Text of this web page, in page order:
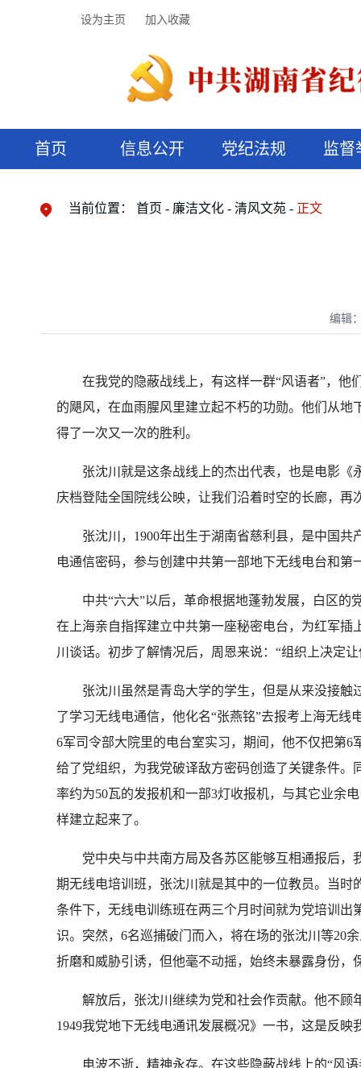
设为主页 加入收藏
首页 信息公开 党纪法规 监督
当前位置： 首页 廉洁文化 清风文苑 正文
编辑
在我党的隐蔽战线上，有这样一群“风语者”，
的飓风，在血雨腥风里建立起不朽的功勋。他们从
得了一次又一次的胜利。
张沈川就是这条战线上的杰出代表，也是电影《
庆档登陆全国院线公映，让我们沿着时空的长廊，再
张沈川，1900年出生于湖南省慈利县，是中国共
电通信密码，参与创建中共第一部地下无线电台和
中共“六大”以后，革命根据地蓬勃发展，白区的
在上海亲自指挥建立中共第一座秘密电台，为红军插
川谈话。初步了解情况后，周恩来说：“组织上决定
张沈川虽然是青岛大学的学生，但是从来没接触
了学习无线电通信，他化名“张燕铭”去报考上海无
6军司令部大院里的电台室实习，期间，他不仅把第
给了党组织，为我党破译敌方密码创造了关键条件
率约为50瓦的发报机和一部3灯收报机，与其它业余
样建立起来了。
党中央与中共南方局及各苏区能够互相通报后，
期无线电培训班，张沈川就是其中的一位教员。当
条件下，无线电训练班在两三个月时间就为党培训
识。突然，6名巡捕破门而入，将在场的张沈川等20
折磨和威胁引诱，但他毫不动摇，始终未暴露身份
解放后，张沈川继续为党和社会作贡献。他不顾
1949我党地下无线电通讯发展概况》一书，这是反
电波不逝，精神永存。在这些隐蔽战线上的“风语